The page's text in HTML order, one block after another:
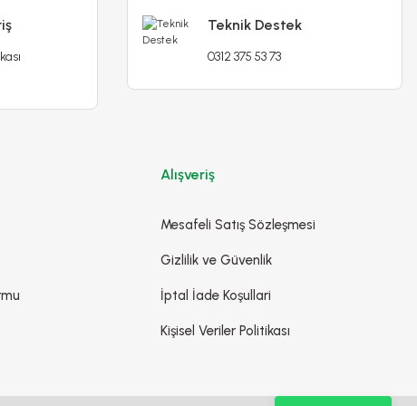
Teknik Destek
0312 375 53 73
Alışveriş
Mesafeli Satış Sözleşmesi
Gizlilik ve Güvenlik
İptal İade Koşullari
Kişisel Veriler Politikası